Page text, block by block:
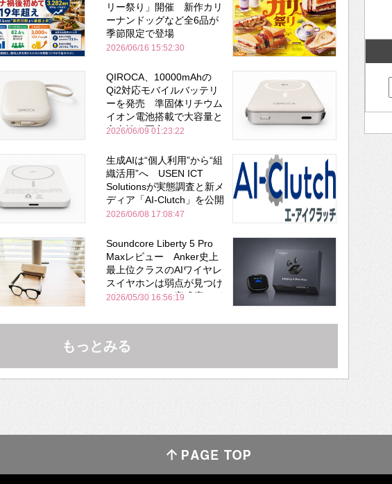
リー祭り」開催 新作カリ
ーナンドッグなど全6品が
季節限定で登場
2026/06/16 15:52:30
QIROCA、10000mAhの
Qi2対応モバイルバッテリ
ーを発売 準固体リチウム
イオン電池搭載で大容量と
安全性を両立
2026/06/09 01:23:22
生成AIは“個人利用”から“組
織活用”へ USEN ICT
Solutionsが実態調査と新メ
ディア「AI-Clutch」を公開
2026/06/08 17:08:47
Soundcore Liberty 5 Pro
Maxレビュー Anker史上
最上位クラスのAIワイヤレ
スイヤホンは弱点が見つけ
づらいくらいの完成度にび
Bose並み
2026/05/30 16:56:19
もっとみる